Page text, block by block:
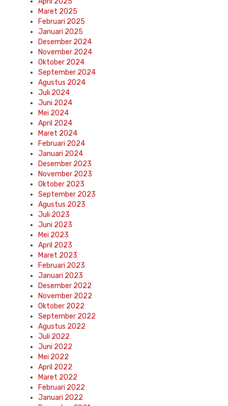
Maret 2025
Februari 2025
Januari 2025
Desember 2024
November 2024
Oktober 2024
September 2024
Agustus 2024
Juli 2024
Juni 2024
Mei 2024
April 2024
Maret 2024
Februari 2024
Januari 2024
Desember 2023
November 2023
Oktober 2023
September 2023
Agustus 2023
Juli 2023
Juni 2023
Mei 2023
April 2023
Maret 2023
Februari 2023
Januari 2023
Desember 2022
November 2022
Oktober 2022
September 2022
Agustus 2022
Juli 2022
Juni 2022
Mei 2022
April 2022
Maret 2022
Februari 2022
Januari 2022